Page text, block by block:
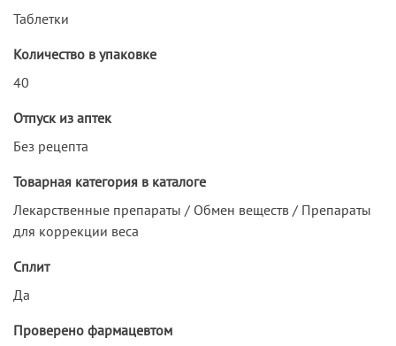
Таблетки
Количество в упаковке
40
Отпуск из аптек
Без рецепта
Товарная категория в каталоге
Лекарственные препараты / Обмен веществ / Препараты
для коррекции веса
Сплит
Да
Проверено фармацевтом